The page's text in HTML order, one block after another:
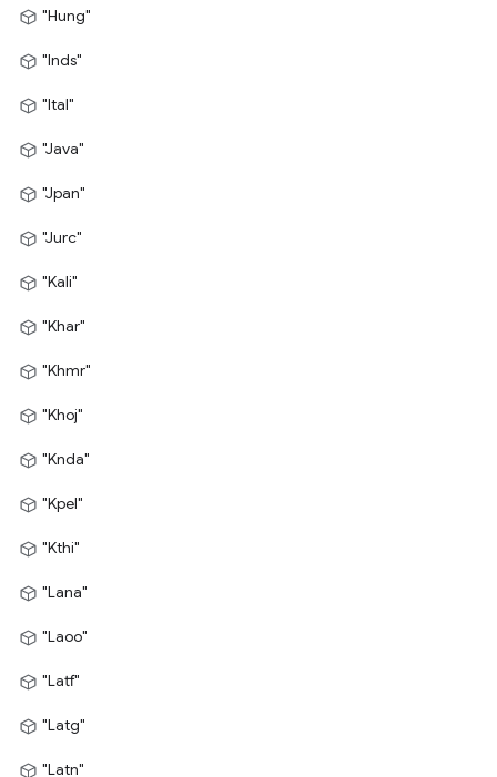
"Hung"
"Inds"
"Ital"
"Java"
"Jpan"
"Jurc"
"Kali"
"Khar"
"Khmr"
"Khoj"
"Knda"
"Kpel"
"Kthi"
"Lana"
"Laoo"
"Latf"
"Latg"
"Latn"